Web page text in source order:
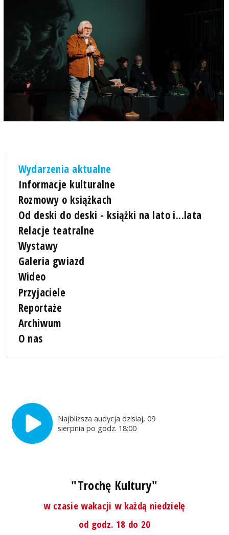
Wydarzenia aktualne
Informacje kulturalne
Rozmowy o książkach
Od deski do deski - książki na lato i...lata
Relacje teatralne
Wystawy
Galeria gwiazd
Wideo
Przyjaciele
Reportaże
Archiwum
O nas
Najbliższa audycja dzisiaj, 09
sierpnia po godz. 18:00
"Trochę Kultury"
w czasie wakacji w każdą niedzielę
od godz. 18 do 20